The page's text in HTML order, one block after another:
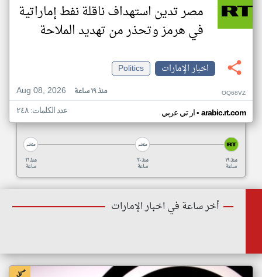
مصر تدين استهداف ناقلة نفط إماراتية
في هرمز وتحذر من تهديد الملاحة
اخبار الإمارات
Politics
Aug 08, 2026
منذ ١٩ ساعة OQ68VZ
ار تي عربي• arabic.rt.com عدد الكلمات: ٢٤٨
منذ ٢١
ساعة
منذ ٢٠
ساعة
منذ ١٩
ساعة
أخر ساعة في اخبار الإمارات